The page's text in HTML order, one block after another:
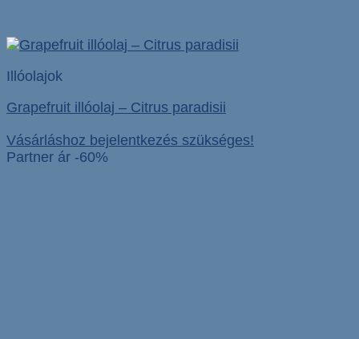
Illóolajok
Grapefruit illóolaj – Citrus paradisii
Vásárláshoz bejelentkezés szükséges!
Partner ár -60%